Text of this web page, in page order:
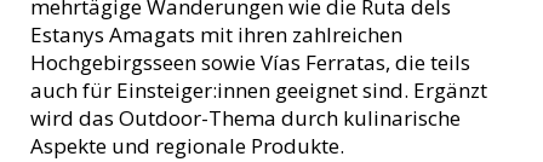
mehrtägige Wanderungen wie die Ruta dels
Estanys Amagats mit ihren zahlreichen
Hochgebirgsseen sowie Vías Ferratas, die teils
auch für Einsteiger:innen geeignet sind. Ergänzt
wird das Outdoor-Thema durch kulinarische
Aspekte und regionale Produkte.